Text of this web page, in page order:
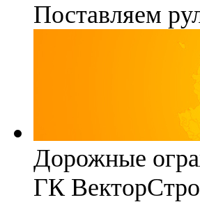
Поставляем
Дорожные
ГК